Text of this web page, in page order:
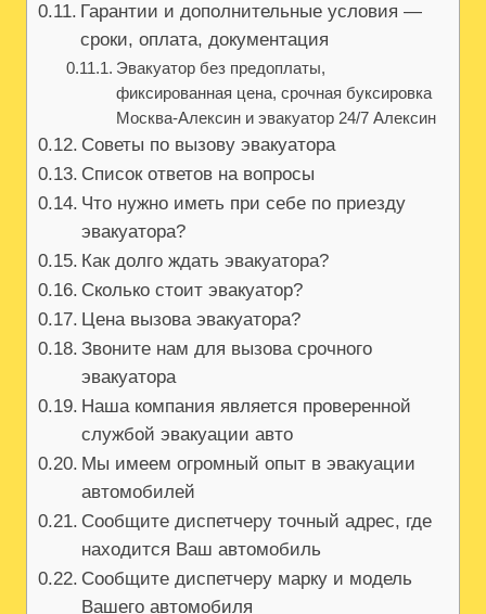
Гарантии и дополнительные условия —
сроки, оплата, документация
Эвакуатор без предоплаты,
фиксированная цена, срочная буксировка
Москва-Алексин и эвакуатор 24/7 Алексин
Советы по вызову эвакуатора
Список ответов на вопросы
Что нужно иметь при себе по приезду
эвакуатора?
Как долго ждать эвакуатора?
Сколько стоит эвакуатор?
Цена вызова эвакуатора?
Звоните нам для вызова срочного
эвакуатора
Наша компания является проверенной
службой эвакуации авто
Мы имеем огромный опыт в эвакуации
автомобилей
Сообщите диспетчеру точный адрес, где
находится Ваш автомобиль
Сообщите диспетчеру марку и модель
Вашего автомобиля